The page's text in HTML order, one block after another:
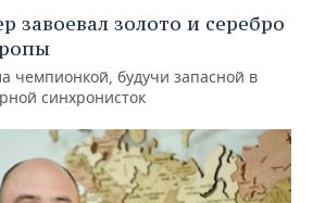
завоевал золото и серебро
чемпионкой, будучи запасной в
синхронисток